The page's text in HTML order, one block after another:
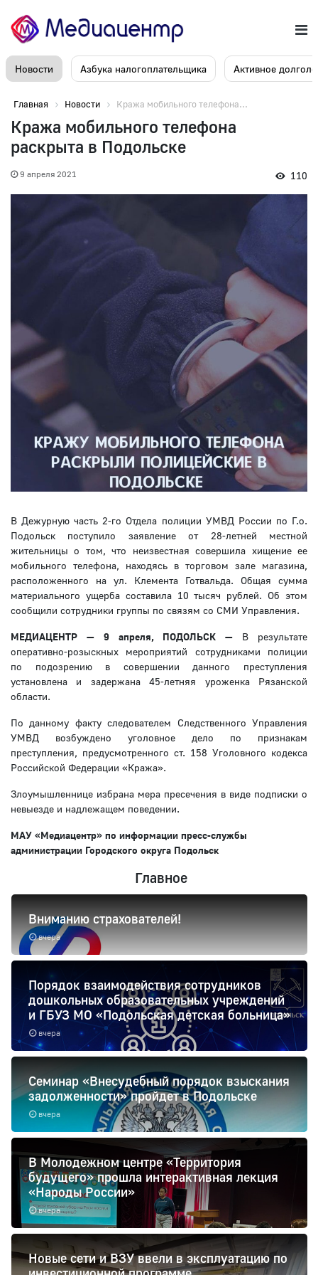
Новости Азбука налогоплательщика Активное
Главная Новости Кража мобильного телефона...
Кража мобильного телефона
раскрыта в Подольске
9 апреля 2021 110
В Дежурную часть 2-го Отдела полиции УМВД России по Г.о.
Подольск поступило заявление от 28-летней местной
жительницы о том, что неизвестная совершила хищение ее
мобильного телефона, находясь в торговом зале магазина,
расположенного на ул. Клемента Готвальда. Общая сумма
материального ущерба составила 10 тысяч рублей. Об этом
сообщили сотрудники группы по связям со СМИ Управления.
МЕДИАЦЕНТР — 9 апреля, ПОДОЛЬСК — В результате
оперативно-розыскных мероприятий сотрудниками полиции
по подозрению в совершении данного преступления
установлена и задержана 45-летняя уроженка Рязанской
области.
По данному факту следователем Следственного Управления
УМВД возбуждено уголовное дело по признакам
преступления, предусмотренного ст. 158 Уголовного кодекса
Российской Федерации «Кража».
Злоумышленнице избрана мера пресечения в виде подписки о
невыезде и надлежащем поведении.
МАУ «Медиацентр» по информации пресс-службы
администрации Городского округа Подольск
Главное
вчера
Вниманию страхователей!
вчера
Порядок взаимодействия сотрудников
дошкольных образовательных учреждений
и ГБУЗ МО «Подольская детская больница»
вчера
Семинар «Внесудебный порядок взыскания
задолженности» пройдет в Подольске
вчера
В Молодежном центре «Территория
будущего» прошла интерактивная лекция
«Народы России»
Новые сети и ВЗУ ввели в эксплуатацию по